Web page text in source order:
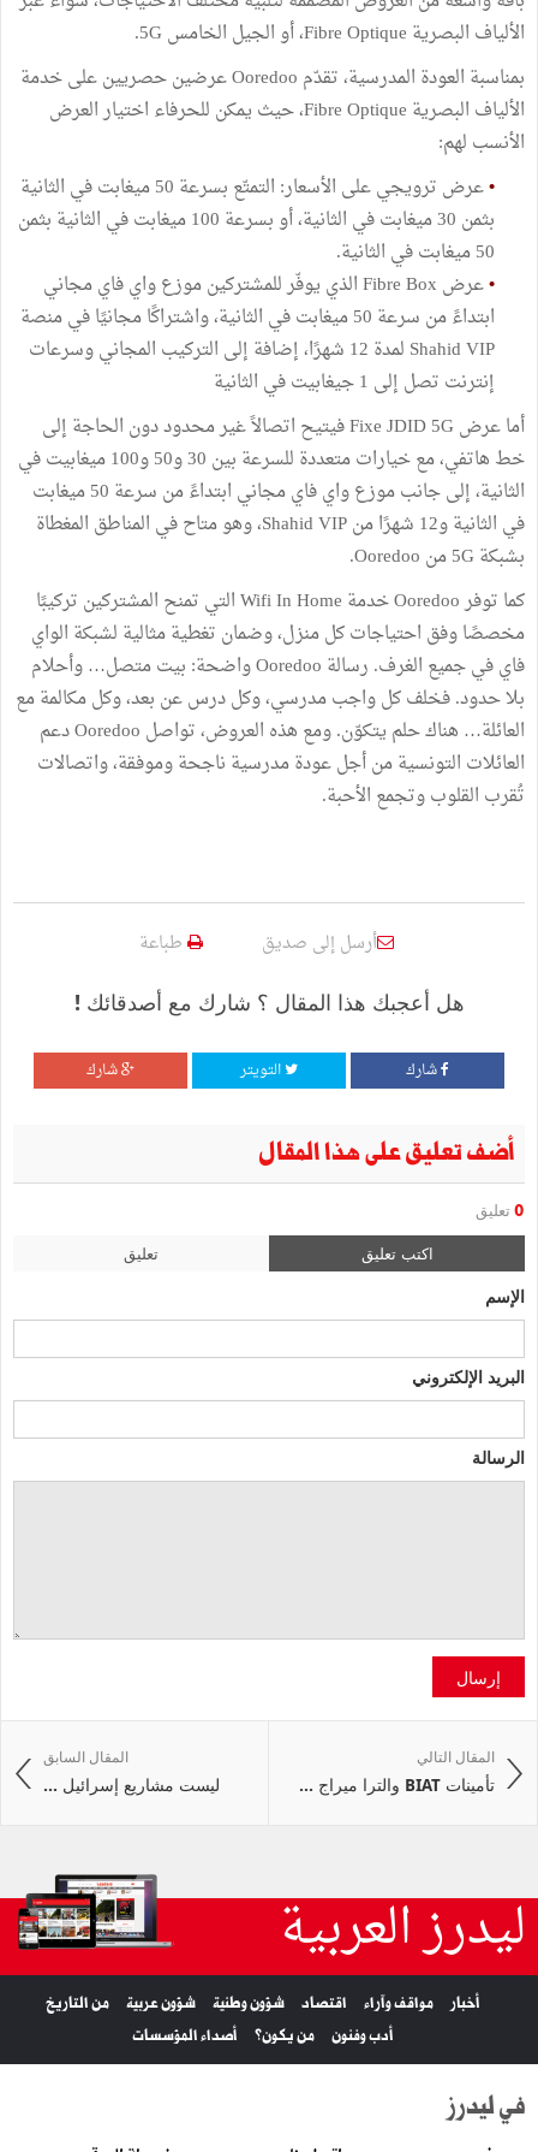
الألياف البصرية Fibre Optique، أو الجيل الخامس 5G.
بمناسبة العودة المدرسية، تقدّم Ooredoo عرضين حصريين على خدمة
الألياف البصرية Fibre Optique، حيث يمكن للحرفاء اختيار العرض
الأنسب لهم:
•
عرض ترويجي على الأسعار: التمتّع بسرعة 50 ميغابت في الثانية
بثمن 30 ميغابت في الثانية، أو بسرعة 100 ميغابت في الثانية بثمن
50 ميغابت في الثانية.
•
عرض Fibre Box الذي يوفّر للمشتركين موزع واي فاي مجاني
ابتداءً من سرعة 50 ميغابت في الثانية، واشتراكًا مجانيًا في منصة
Shahid VIP لمدة 12 شهرًا، إضافة إلى التركيب المجاني وسرعات
إنترنت تصل إلى 1 جيغابيت في الثانية
أما عرض Fixe JDID 5G فيتيح اتصالاً غير محدود دون الحاجة إلى
خط هاتفي، مع خيارات متعددة للسرعة بين 30 و50 و100 ميغابيت في
الثانية، إلى جانب موزع واي فاي مجاني ابتداءً من سرعة 50 ميغابت
في الثانية و12 شهرًا من Shahid VIP، وهو متاح في المناطق المغطاة
بشبكة 5G من Ooredoo.
كما توفر Ooredoo خدمة Wifi In Home التي تمنح المشتركين تركيبًا
مخصصًا وفق احتياجات كل منزل، وضمان تغطية مثالية لشبكة الواي
فاي في جميع الغرف. رسالة Ooredoo واضحة: بيت متصل… وأحلام
بلا حدود. فخلف كل واجب مدرسي، وكل درس عن بعد، وكل مكالمة مع
العائلة… هناك حلم يتكوّن. ومع هذه العروض، تواصل Ooredoo دعم
العائلات التونسية من أجل عودة مدرسية ناجحة وموفقة، واتصالات
تُقرب القلوب وتجمع الأحبة.
أرسل إلى صديق طباعة
هل أعجبك هذا المقال ؟ شارك مع أصدقائك !
شارك التويتر شارك
أضف تعليق على هذا المقال
0 تعليق
اكتب تعليق تعليق
الإسم
البريد الإلكتروني
الرسالة
إرسال
المقال السابق
ليست مشاريع إسرائيل ...
المقال التالي
تأمينات BIAT والترا ميراج ...
ليدرز العربية
أخبار مواقف وآراء اقتصاد شؤون وطنية شؤون عربية
من التاريخ
أدب وفنون
من يكون؟ أصداء المؤسسات
في ليدرز